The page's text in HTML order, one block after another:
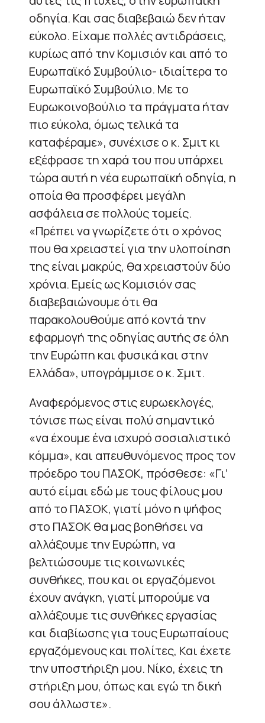
οδηγία. Και σας διαβεβαιώ δεν ήταν
εύκολο. Είχαμε πολλές αντιδράσεις,
κυρίως από την Κομισιόν και από το
Ευρωπαϊκό Συμβούλιο- ιδιαίτερα το
Ευρωπαϊκό Συμβούλιο. Με το
Ευρωκοινοβούλιο τα πράγματα ήταν
πιο εύκολα, όμως τελικά τα
καταφέραμε», συνέχισε ο κ. Σμιτ κι
εξέφρασε τη χαρά του που υπάρχει
τώρα αυτή η νέα ευρωπαϊκή οδηγία, η
οποία θα προσφέρει μεγάλη
ασφάλεια σε πολλούς τομείς.
«Πρέπει να γνωρίζετε ότι ο χρόνος
που θα χρειαστεί για την υλοποίηση
της είναι μακρύς, θα χρειαστούν δύο
χρόνια. Εμείς ως Κομισιόν σας
διαβεβαιώνουμε ότι θα
παρακολουθούμε από κοντά την
εφαρμογή της οδηγίας αυτής σε όλη
την Ευρώπη και φυσικά και στην
Ελλάδα», υπογράμμισε ο κ. Σμιτ.
Αναφερόμενος στις ευρωεκλογές,
τόνισε πως είναι πολύ σημαντικό
«να έχουμε ένα ισχυρό σοσιαλιστικό
κόμμα», και απευθυνόμενος προς τον
πρόεδρο του ΠΑΣΟΚ, πρόσθεσε: «Γι’
αυτό είμαι εδώ με τους φίλους μου
από το ΠΑΣΟΚ, γιατί μόνο η ψήφος
στο ΠΑΣΟΚ θα μας βοηθήσει να
αλλάξουμε την Ευρώπη, να
βελτιώσουμε τις κοινωνικές
συνθήκες, που και οι εργαζόμενοι
έχουν ανάγκη, γιατί μπορούμε να
αλλάξουμε τις συνθήκες εργασίας
και διαβίωσης για τους Ευρωπαίους
εργαζόμενους και πολίτες, Και έχετε
την υποστήριξη μου. Νίκο, έχεις τη
στήριξη μου, όπως και εγώ τη δική
σου άλλωστε».